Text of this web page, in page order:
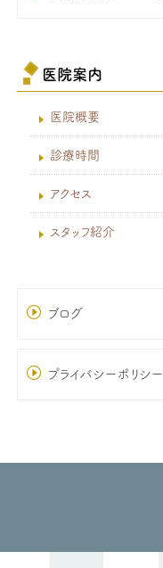
医院案内
医院概要
診療時間
アクセス
スタッフ紹介
ブログ
プライバシーポリシー